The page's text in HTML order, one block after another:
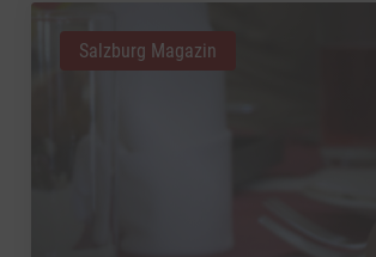
Salzburg Magazin